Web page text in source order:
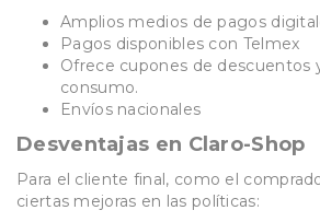
Amplios medios de pagos
Pagos disponibles con Telmex
Ofrece cupones de descuentos
consumo.
Envíos nacionales
Desventajas en Claro-Shop
Para el cliente final, como el
ciertas mejoras en las políticas: